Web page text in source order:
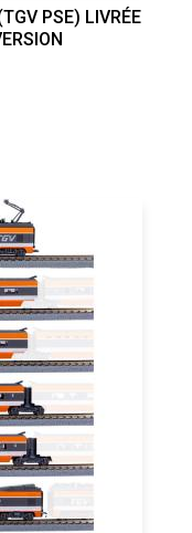
PSE) LIVRÉE